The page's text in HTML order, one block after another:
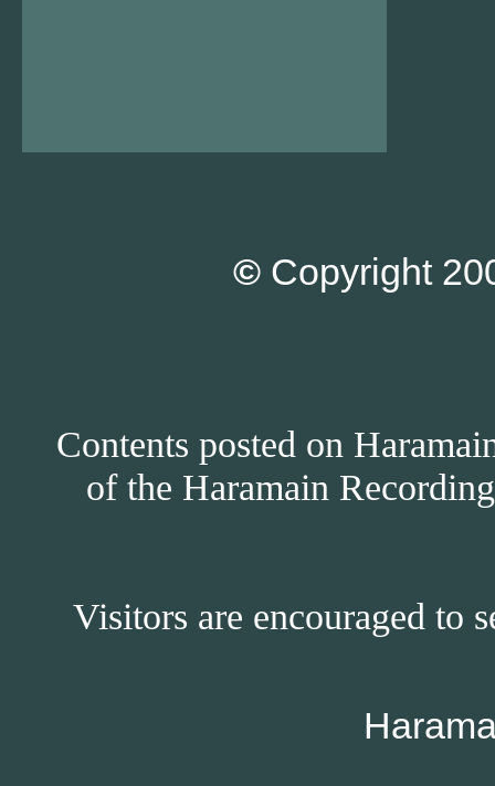
© Copyright
Contents posted on
of the Haramain
Visitors are encouraged to